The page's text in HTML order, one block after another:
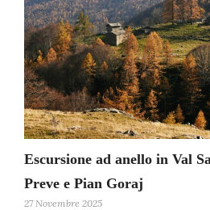
Escursione ad anello in Val
Preve e Pian Goraj
27 Novembre 2025